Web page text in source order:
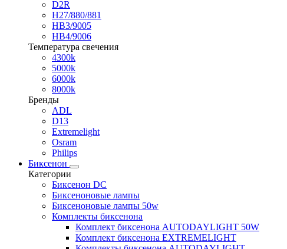
D2R
H27/880/881
HB3/9005
HB4/9006
Температура свечения
4300k
5000k
6000k
8000k
Бренды
ADL
D13
Extremelight
Osram
Philips
Биксенон
Категории
Биксенон DC
Биксеноновые лампы
Биксеноновые лампы 50w
Комплекты биксенона
Комплект биксенона AUTODAYLIGHT 50W
Комплект биксенона EXTREMELIGHT